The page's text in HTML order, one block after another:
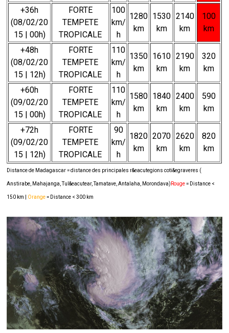
+36h
(08/02/20
15 | 00h)
FORTE
TEMPETE
TROPICALE
100
km/
h
1280
km
1530
km
2140
km
100
km
+48h
(08/02/20
15 | 12h)
FORTE
TEMPETE
TROPICALE
110
km/
h
1350
km
1610
km
2190
km
320
km
+60h
(09/02/20
15 | 00h)
FORTE
TEMPETE
TROPICALE
110
km/
h
1580
km
1840
km
2400
km
590
km
+72h
(09/02/20
15 | 12h)
FORTE
TEMPETE
TROPICALE
90
km/
h
1820
km
2070
km
2620
km
820
km
Distance de Madagascar = distance des principales r&eacutegions coti&egraveres (
Anstirabe, Mahajanga, Tul&eacutear, Tamatave, Antalaha, Morondava) Rouge= Distance <
150 km | Orange= Distance < 300 km